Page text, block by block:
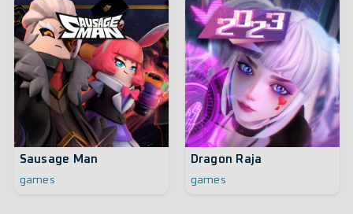
Sausage Man
games
Dragon Raja
games